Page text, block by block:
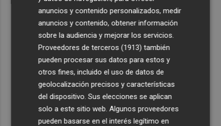
anuncios y contenido personalizados, medir
anuncios y contenido, obtener información
sobre la audiencia y mejorar los servicios.
Proveedores de terceros (1913) también
pueden procesar sus datos para estos y
otros fines, incluido el uso de datos de
geolocalización precisos y características
del dispositivo. Sus elecciones se aplican
solo a este sitio web. Algunos proveedores
pueden basarse en el interés legítimo en